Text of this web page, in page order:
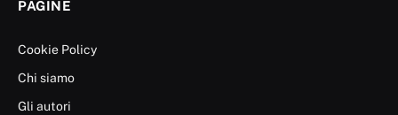
PAGINE
Cookie Policy
Chi siamo
Gli autori